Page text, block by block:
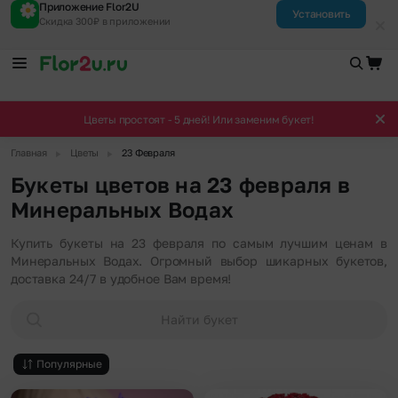
Приложение Flor2U
Скидка 300₽ в приложении
Установить
Цветы простоят - 5 дней! Или заменим букет!
Главная Цветы 23 Февраля
Букеты цветов на 23 февраля в
Минеральных Водах
Купить букеты на 23 февраля по самым лучшим ценам в
Минеральных Водах. Огромный выбор шикарных букетов,
доставка 24/7 в удобное Вам время!
Найти букет
Популярные